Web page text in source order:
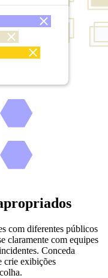
com diferentes públicos
claramente com equipes
Conceda
crie exibições